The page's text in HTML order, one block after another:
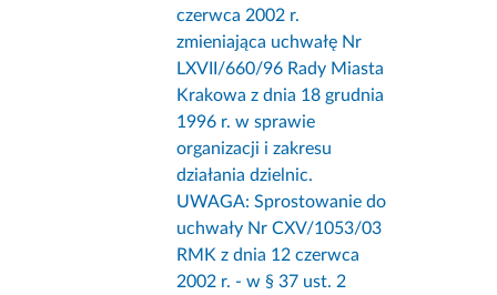
czerwca 2002 r.
zmieniająca uchwałę Nr
LXVII/660/96 Rady Miasta
Krakowa z dnia 18 grudnia
1996 r. w sprawie
organizacji i zakresu
działania dzielnic.
UWAGA: Sprostowanie do
uchwały Nr CXV/1053/03
RMK z dnia 12 czerwca
2002 r. - w § 37 ust. 2